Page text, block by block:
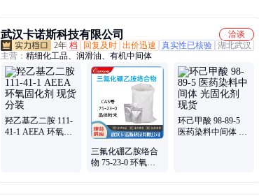
武汉卡诺斯科技有限公司
洽谈
2年 档 回复及时 出价迅速 真实性已核验 湖北武汉
主营： 精细化工品、润滑油、有机中间体
羟乙基乙二胺 111-
41-1 AEEA 环氧固
三氟化硼乙胺络合
物 75-23-0 环氧树
环己甲酸 98-89-5
医药染料中间体 光